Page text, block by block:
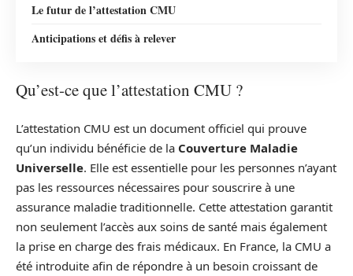
Le futur de l’attestation CMU
Anticipations et défis à relever
Qu’est-ce que l’attestation CMU ?
L’attestation CMU est un document officiel qui prouve
qu’un individu bénéficie de la Couverture Maladie
Universelle. Elle est essentielle pour les personnes n’ayant
pas les ressources nécessaires pour souscrire à une
assurance maladie traditionnelle. Cette attestation garantit
non seulement l’accès aux soins de santé mais également
la prise en charge des frais médicaux. En France, la CMU a
été introduite afin de répondre à un besoin croissant de